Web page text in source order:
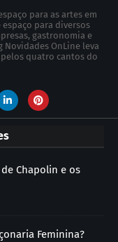
para as artes em
para diversos
gastronomia e
Novidades OnLine leva
quatro cantos do
Chapolin e os
Feminina?